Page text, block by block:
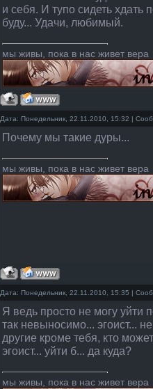
и себя. И тупо сидеть хдать
буду... Удачи, любимый.
мы живы, пока в нас живет вера
Дата: Понедельник, 22.11.2010, 15:32 |
Почему мы такие дуры...
мы живы, пока в нас живет вера
Дата: Понедельник, 22.11.2010, 15:35 |
Я ведь просто не могу уйти
так невыносимо... эгоист...
другие кроме тебя, кто
эгоист... уйти б... да куда?
мы живы, пока в нас живет вера